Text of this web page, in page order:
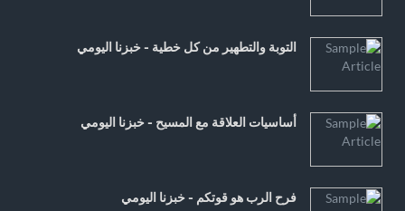
التوبة والتطهير من كل خطية - خبزنا اليومي
أساسيات العلاقة مع المسيح - خبزنا اليومي
فرح الرب هو قوتكم - خبزنا اليومي